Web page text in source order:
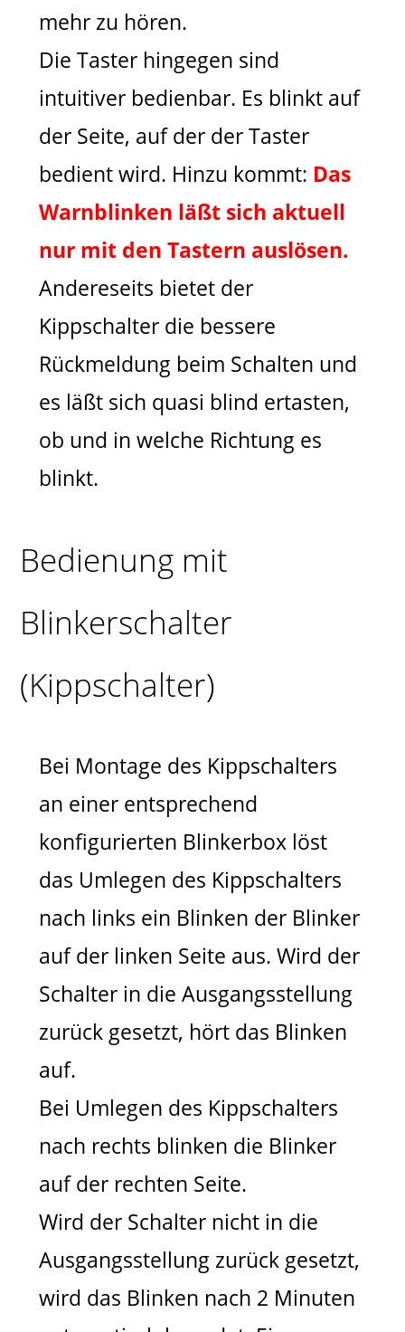
mehr zu hören.
Die Taster hingegen sind
intuitiver bedienbar. Es blinkt auf
der Seite, auf der der Taster
bedient wird. Hinzu kommt: Das
Warnblinken läßt sich aktuell
nur mit den Tastern auslösen.
Andereseits bietet der
Kippschalter die bessere
Rückmeldung beim Schalten und
es läßt sich quasi blind ertasten,
ob und in welche Richtung es
blinkt.
Bedienung mit
Blinkerschalter
(Kippschalter)
Bei Montage des Kippschalters
an einer entsprechend
konfigurierten Blinkerbox löst
das Umlegen des Kippschalters
nach links ein Blinken der Blinker
auf der linken Seite aus. Wird der
Schalter in die Ausgangsstellung
zurück gesetzt, hört das Blinken
auf.
Bei Umlegen des Kippschalters
nach rechts blinken die Blinker
auf der rechten Seite.
Wird der Schalter nicht in die
Ausgangsstellung zurück gesetzt,
wird das Blinken nach 2 Minuten